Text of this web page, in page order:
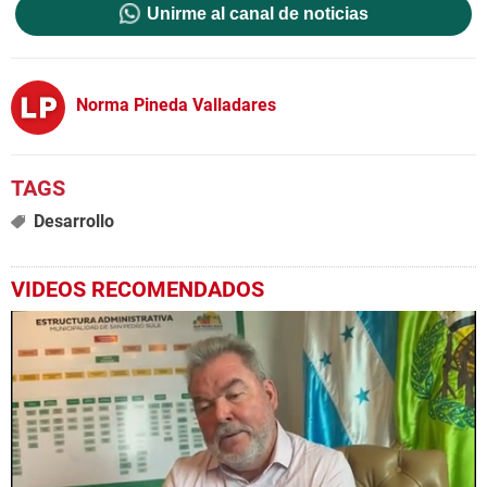
Unirme al canal de noticias
Norma Pineda Valladares
Desarrollo
VIDEOS RECOMENDADOS